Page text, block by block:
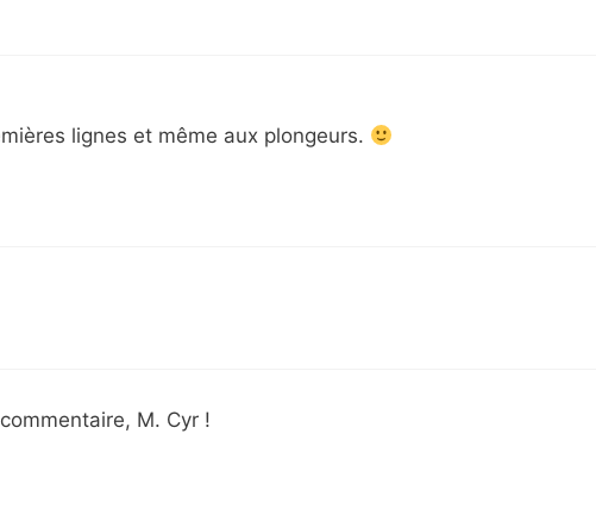
lignes et même aux plongeurs.
M. Cyr !